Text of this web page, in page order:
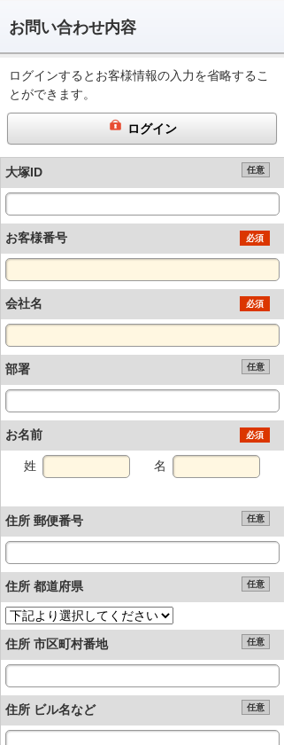
お問い合わせ内容
ログインするとお客様情報の入力を省略するこ
とができます。
ログイン
大塚ID 任意
お客様番号 必須
会社名 必須
部署 任意
お名前 必須
姓 名
住所 郵便番号 任意
住所 都道府県 任意
住所 市区町村番地 任意
住所 ビル名など 任意